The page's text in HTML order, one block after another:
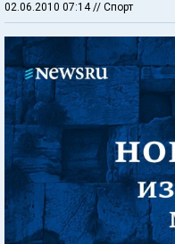
02.06.2010 07:14// Спорт